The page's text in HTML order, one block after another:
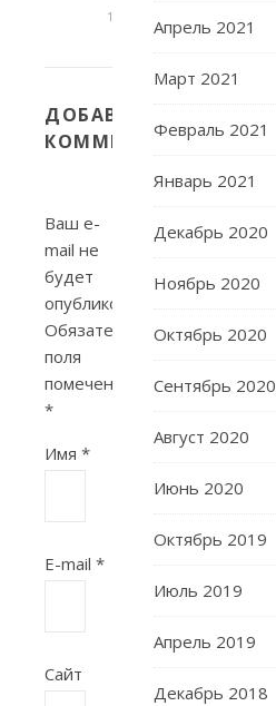
12.12.2014
ДОБАВИТЬ
КОММЕНТАРИЙ
Ваш e-
mail не
будет
опубликован.
Обязательные
поля
помечены
*
Имя *
E-mail *
Сайт
Апрель 2021
Март 2021
Февраль 2021
Январь 2021
Декабрь 2020
Ноябрь 2020
Октябрь 2020
Сентябрь 2020
Август 2020
Июнь 2020
Октябрь 2019
Июль 2019
Апрель 2019
Декабрь 2018